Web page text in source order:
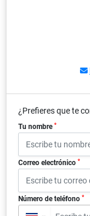
¿Prefieres que te
Tu nombre *
Correo electrónico *
Número de teléfono *